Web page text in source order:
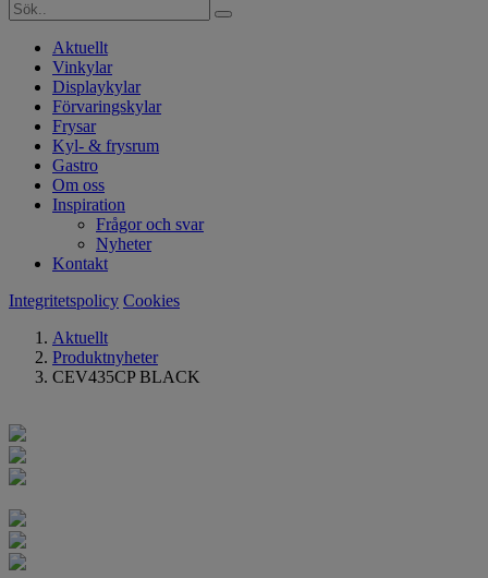
Aktuellt
Vinkylar
Displaykylar
Förvaringskylar
Frysar
Kyl- & frysrum
Gastro
Om oss
Inspiration
Frågor och svar
Nyheter
Kontakt
Integritetspolicy Cookies
Aktuellt
Produktnyheter
CEV435CP BLACK